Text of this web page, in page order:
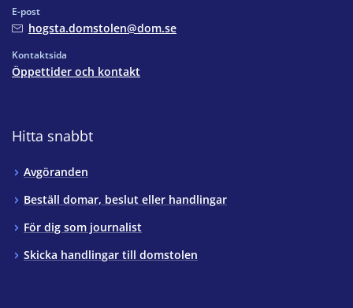
E-post
hogsta.domstolen@dom.se
Kontaktsida
Öppettider och kontakt
Hitta snabbt
Avgöranden
Beställ domar, beslut eller handlingar
För dig som journalist
Skicka handlingar till domstolen